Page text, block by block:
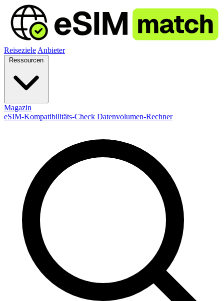
Reiseziele Anbieter
Magazin
eSIM-Kompatibilitäts-Check Datenvolumen-Rechner